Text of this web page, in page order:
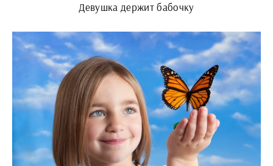
Девушка держит бабочку